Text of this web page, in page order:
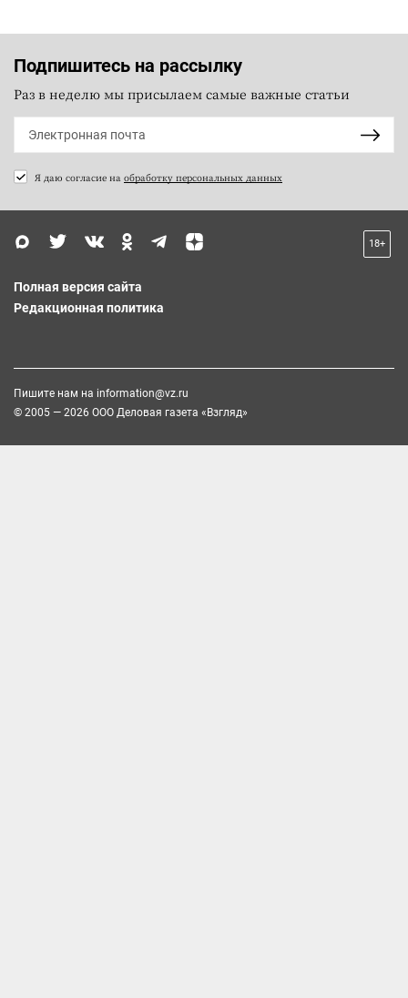
Подпишитесь на рассылку
Раз в неделю мы присылаем самые важные статьи
Я даю согласие на обработку персональных данных
18+
Полная версия сайта
Редакционная политика
Пишите нам на information@vz.ru
© 2005 — 2026 ООО Деловая газета «Взгляд»